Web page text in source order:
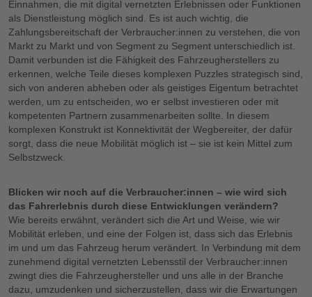
Einnahmen, die mit digital vernetzten Erlebnissen oder Funktionen
als Dienstleistung möglich sind. Es ist auch wichtig, die
Zahlungsbereitschaft der Verbraucher:innen zu verstehen, die von
Markt zu Markt und von Segment zu Segment unterschiedlich ist.
Damit verbunden ist die Fähigkeit des Fahrzeugherstellers zu
erkennen, welche Teile dieses komplexen Puzzles strategisch sind,
sich von anderen abheben oder als geistiges Eigentum betrachtet
werden, um zu entscheiden, wo er selbst investieren oder mit
kompetenten Partnern zusammenarbeiten sollte. In diesem
komplexen Konstrukt ist Konnektivität der Wegbereiter, der dafür
sorgt, dass die neue Mobilität möglich ist – sie ist kein Mittel zum
Selbstzweck.
Blicken wir noch auf die Verbraucher:innen – wie wird sich
das Fahrerlebnis durch diese Entwicklungen verändern?
Wie bereits erwähnt, verändert sich die Art und Weise, wie wir
Mobilität erleben, und eine der Folgen ist, dass sich das Erlebnis
im und um das Fahrzeug herum verändert. In Verbindung mit dem
zunehmend digital vernetzten Lebensstil der Verbraucher:innen
zwingt dies die Fahrzeughersteller und uns alle in der Branche
dazu, umzudenken und sicherzustellen, dass wir die Erwartungen